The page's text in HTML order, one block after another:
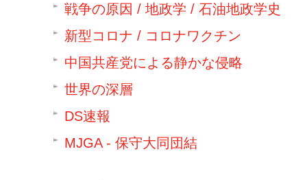
戦争の原因 / 地政学 / 石油地政学史
新型コロナ / コロナワクチン
中国共産党による静かな侵略
世界の深層
DS速報
MJGA - 保守大同団結